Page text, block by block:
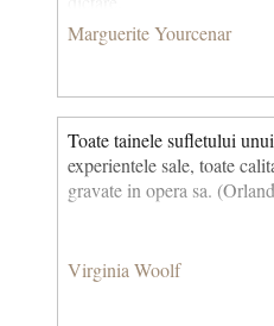
Marguerite Yourcenar
Toate tainele sufletului
experientele sale, toate
gravate in opera sa.
Virginia Woolf